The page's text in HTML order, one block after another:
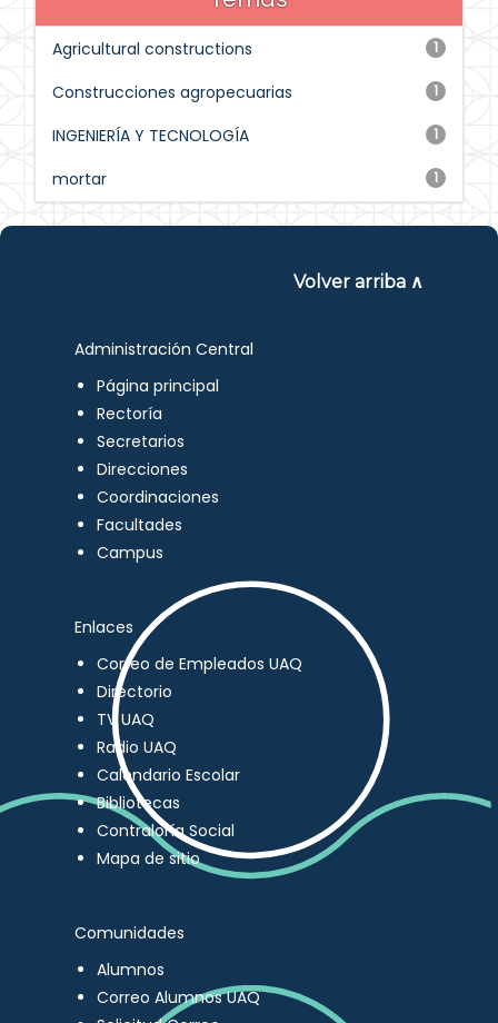
1
Agricultural constructions
1
Construcciones agropecuarias
1
INGENIERÍA Y TECNOLOGÍA
1
mortar
Volver arriba ∧
Administración Central
Página principal
Rectoría
Secretarios
Direcciones
Coordinaciones
Facultades
Campus
Enlaces
Correo de Empleados UAQ
Directorio
TV UAQ
Radio UAQ
Calendario Escolar
Bibliotecas
Contraloría Social
Mapa de sitio
Comunidades
Alumnos
Correo Alumnos UAQ